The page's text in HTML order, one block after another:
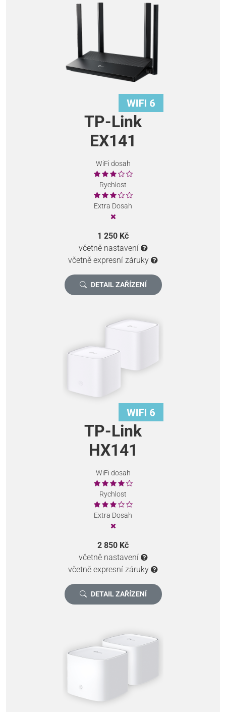
TP-Link
EX141
WiFi dosah
Rychlost
Extra Dosah
1 250 Kč
včetně nastavení
včetně expresní záruky
DETAIL ZAŘÍZENÍ
TP-Link
HX141
WiFi dosah
Rychlost
Extra Dosah
2 850 Kč
včetně nastavení
včetně expresní záruky
DETAIL ZAŘÍZENÍ